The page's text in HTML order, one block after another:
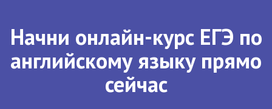
Начни онлайн-курс ЕГЭ по
английскому языку прямо
сейчас